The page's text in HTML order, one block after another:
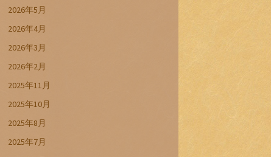
2026年5月
2026年4月
2026年3月
2026年2月
2025年11月
2025年10月
2025年8月
2025年7月